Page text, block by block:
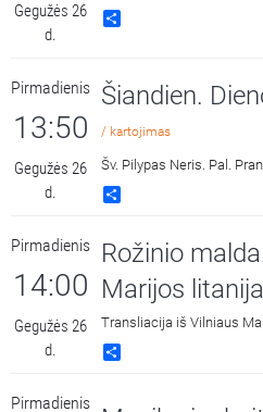
Gegužės 26
d.
Pirmadienis
13:50
Gegužės 26
d.
Šiandien.
/ kartojimas
Šv. Pilypas Neris. Pal.
Pirmadienis
14:00
Gegužės 26
d.
Rožinio
Marijos litanija
Transliacija iš Vilniaus
Pirmadienis